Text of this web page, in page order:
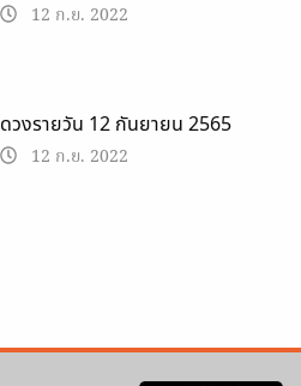
12 ก.ย. 2022
ดวงรายวัน 12 กันยายน 2565
12 ก.ย. 2022